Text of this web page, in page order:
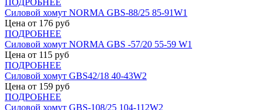
Силовой хомут NORMA GBS-88/25 85-91W1
Цена от 176 руб
ПОДРОБНЕЕ
Силовой хомут NORMA GBS -57/20 55-59 W1
Цена от 115 руб
ПОДРОБНЕЕ
Силовой хомут GBS42/18 40-43W2
Цена от 159 руб
ПОДРОБНЕЕ
Силовой хомут GBS-108/25 104-112W2